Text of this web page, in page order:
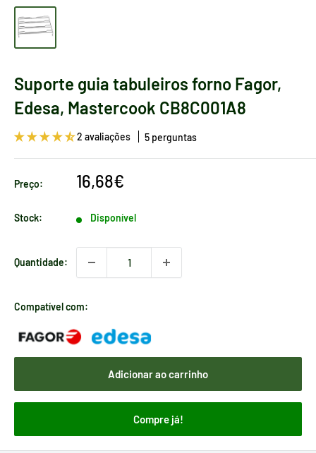
Suporte guia tabuleiros forno Fagor,
Edesa, Mastercook CB8C001A8
2 avaliações 5 perguntas
Preço:
Preço
venda
16,68€
Stock: Disponível
Quantidade:
Compatível com:
Adicionar ao carrinho
Compre já!